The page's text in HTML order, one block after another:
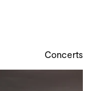
Concerts